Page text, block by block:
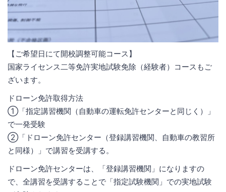
【ご希望日にて開校調整可能コース】
国家ライセンス二等免許実地試験免除（経験者）コースもご
ざいます。
ドローン免許取得方法
①「指定講習機関（自動車の運転免許センターと同じく）」
で一発受験
②「ドローン免許センター（登録講習機関、自動車の教習所
と同様）」で講習を受講する。
ドローン免許センターは、「登録講習機関」になりますの
で、全講習を受講することで「指定試験機関」での実地試験